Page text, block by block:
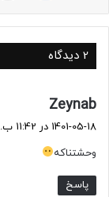
2 دیدگاه
Zeynab
:
1401-05-18 در 11:42 ب.ظ
وحشتناکه
پاسخ